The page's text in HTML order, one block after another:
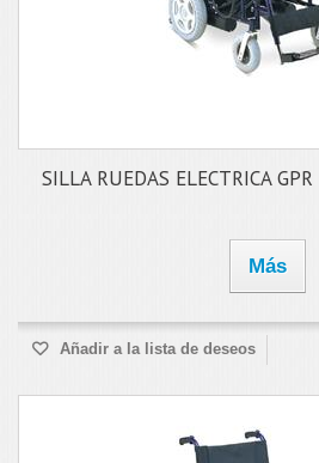
SILLA RUEDAS ELECTRICA
Más
Añadir a la lista de deseos